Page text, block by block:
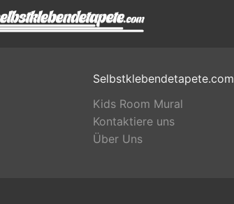
Selbstklebendetapete.com
Kids Room Mural
Kontaktiere uns
Über Uns